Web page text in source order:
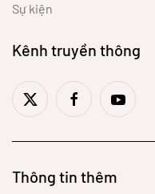
Sự kiện
Kênh truyền thông
Thông tin thêm